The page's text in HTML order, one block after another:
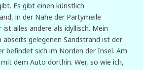
Es gibt einen künstlich
in der Nähe der Partymeile
ist alles andere als idyllisch. Mein
abseits gelegenen Sandstrand ist der
befindet sich im Norden der Insel. Am
dem Auto dorthin. Wer, so wie ich,